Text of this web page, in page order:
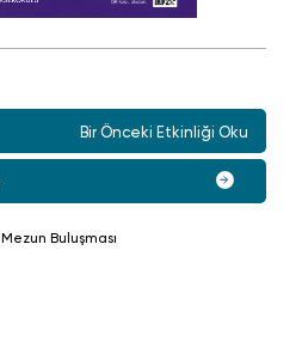
Bir Önceki Etkinliği Oku
Mezun Buluşması